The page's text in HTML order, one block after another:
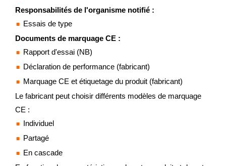
Responsabilités de l'organisme notifié :
Essais de type
Documents de marquage CE :
Rapport d'essai (NB)
Déclaration de performance (fabricant)
Marquage CE et étiquetage du produit (fabricant)
Le fabricant peut choisir différents modèles de marquage
CE :
Individuel
Partagé
En cascade